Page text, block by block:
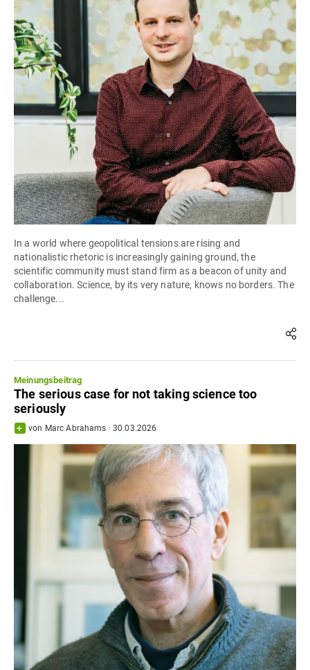
In a world where geopolitical tensions are rising and
nationalistic rhetoric is increasingly gaining ground, the
scientific community must stand firm as a beacon of unity and
collaboration. Science, by its very nature, knows no borders. The
challenge...
Meinungsbeitrag
The serious case for not taking science too
seriously
von Marc Abrahams ·30.03.2026